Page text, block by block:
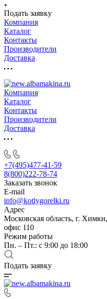
Подать заявку
Компания
Каталог
Контакты
Производители
Доставка
Компания
Каталог
Контакты
Производители
Доставка
+7(495)477-41-59
8(800)222-78-74
Заказать звонок
E-mail
info@kotlygorelki.ru
Адрес
Московская область, г.
офис 110
Режим работы
Пн. – Пт.: с 9:00 до 18:00
Подать заявку